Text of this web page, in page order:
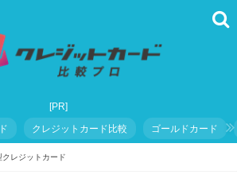
クレジットカード比較 ゴールドカード
クレジットカード